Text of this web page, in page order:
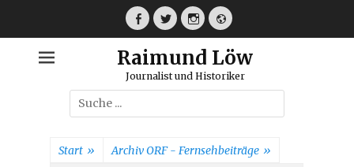
Facebook
TwitterInstagramWebseite
Raimund Löw
Journalist und Historiker
Suche
nach:
Start » Archiv ORF - Fernsehbeiträge »